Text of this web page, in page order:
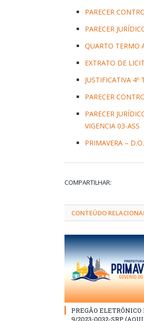
PARECER
PARECER
QUARTO TERMO
EXTRATO DE
JUSTIFICATIVA 4º
PARECER
PARECER
VIGENCIA 03-ASS
PRIMAVERA –
COMPARTILHAR:
CONTEÚDO
PREGÃO ELETRÔNICO
9/2023-0032-SRP